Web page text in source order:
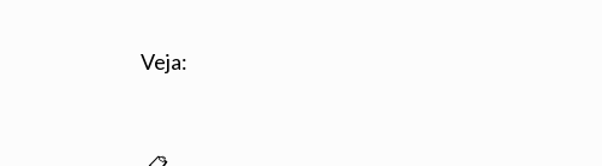
Veja: